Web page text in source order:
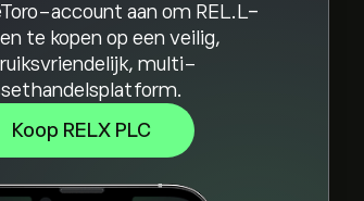
account aan om REL.L-
te kopen op een veilig,
multi-
Koop RELX PLC